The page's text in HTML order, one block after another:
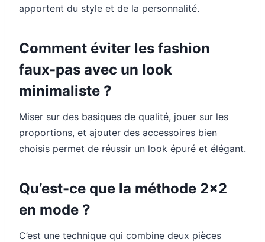
apportent du style et de la personnalité.
Comment éviter les fashion
faux-pas avec un look
minimaliste ?
Miser sur des basiques de qualité, jouer sur les
proportions, et ajouter des accessoires bien
choisis permet de réussir un look épuré et élégant.
Qu’est-ce que la méthode 2×2
en mode ?
C’est une technique qui combine deux pièces